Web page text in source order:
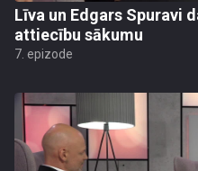
Līva un Edgars Spuravi
attiecību sākumu
7. epizode